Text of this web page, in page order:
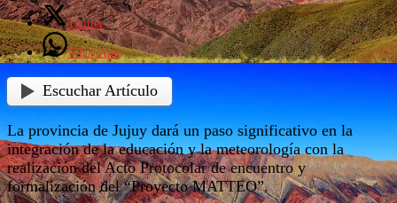
Twitter
WhatsApp
Escuchar Artículo
La provincia de Jujuy dará un paso significativo en la
integración de la educación y la meteorología con la
realización del Acto Protocolar de encuentro y
formalización del “Proyecto MATTEO”.